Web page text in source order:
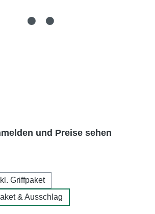
und Preise sehen
Griffpaket
& Ausschlag